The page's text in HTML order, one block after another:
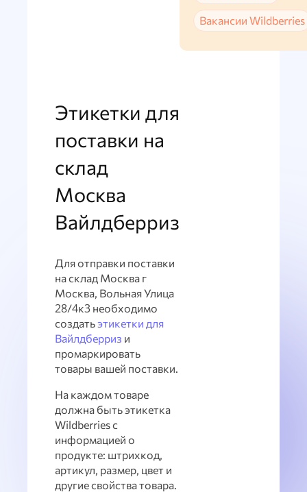
Этикетки для
поставки на
склад
Москва
Вайлдберриз
Для отправки поставки
на склад Москва г
Москва, Вольная Улица
28/4к3 необходимо
создать этикетки для
Вайлдберриз и
промаркировать
товары вашей поставки.
На каждом товаре
должна быть этикетка
Wildberries с
информацией о
продукте: штрихкод,
артикул, размер, цвет и
другие свойства товара.
Вакансии Wildberries